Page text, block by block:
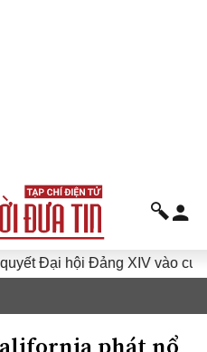
hội Đảng XIV vào cuộc
phát nổ